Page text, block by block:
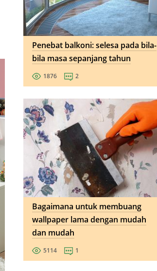
Penebat balkoni: selesa pada bila-
bila masa sepanjang tahun
1876 2
Bagaimana untuk membuang
wallpaper lama dengan mudah
dan mudah
5114 1